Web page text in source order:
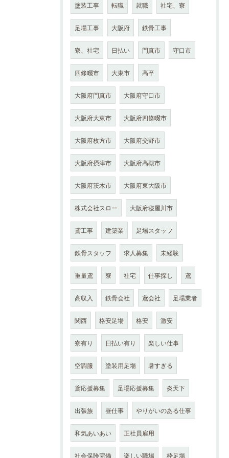
塗装工事 転職 就職 社宅、寮
足場工事 大阪府 鉄骨工事
寮、社宅 日払い 門真市 守口市
四條畷市 大東市 高卒
大阪府門真市 大阪府守口市
大阪府大東市 大阪府四條畷市
大阪府枚方市 大阪府交野市
大阪府摂津市 大阪府高槻市
大阪府茨木市 大阪府東大阪市
株式会社スロー 大阪府寝屋川市
鳶工事 建築業 足場スタッフ
鉄骨スタッフ 求人募集 未経験
重量鳶 寮 社宅 仕事探し 鳶
高収入 鉄骨会社 鳶会社 足場業者
関西 格安足場 格安 激安
寮有り 日払い有り 楽しい仕事
空調服 塗装用足場 暑すぎる
鳶応援募集 足場応援募集 炎天下
出張族 昼仕事 やりがいのある仕事
和気あいあい 正社員雇用
社会保険完備 楽しい職場 枠足場